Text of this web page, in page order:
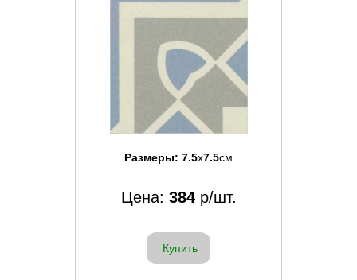
Размеры: 7.5x7.5см
Цена: 384р/шт.
Купить